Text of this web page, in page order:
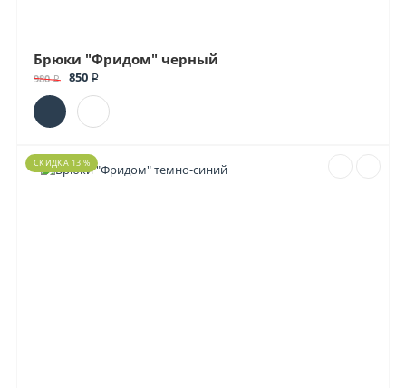
Брюки "Фридом" черный
980 ₽ 850 ₽
СКИДКА 13 %